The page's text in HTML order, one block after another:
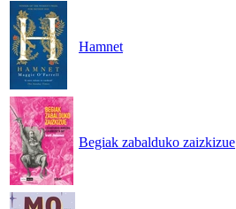
Hamnet
Begiak zabalduko zaizkizue